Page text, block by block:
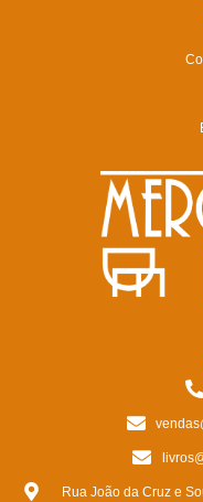
Rua João da Cruz e